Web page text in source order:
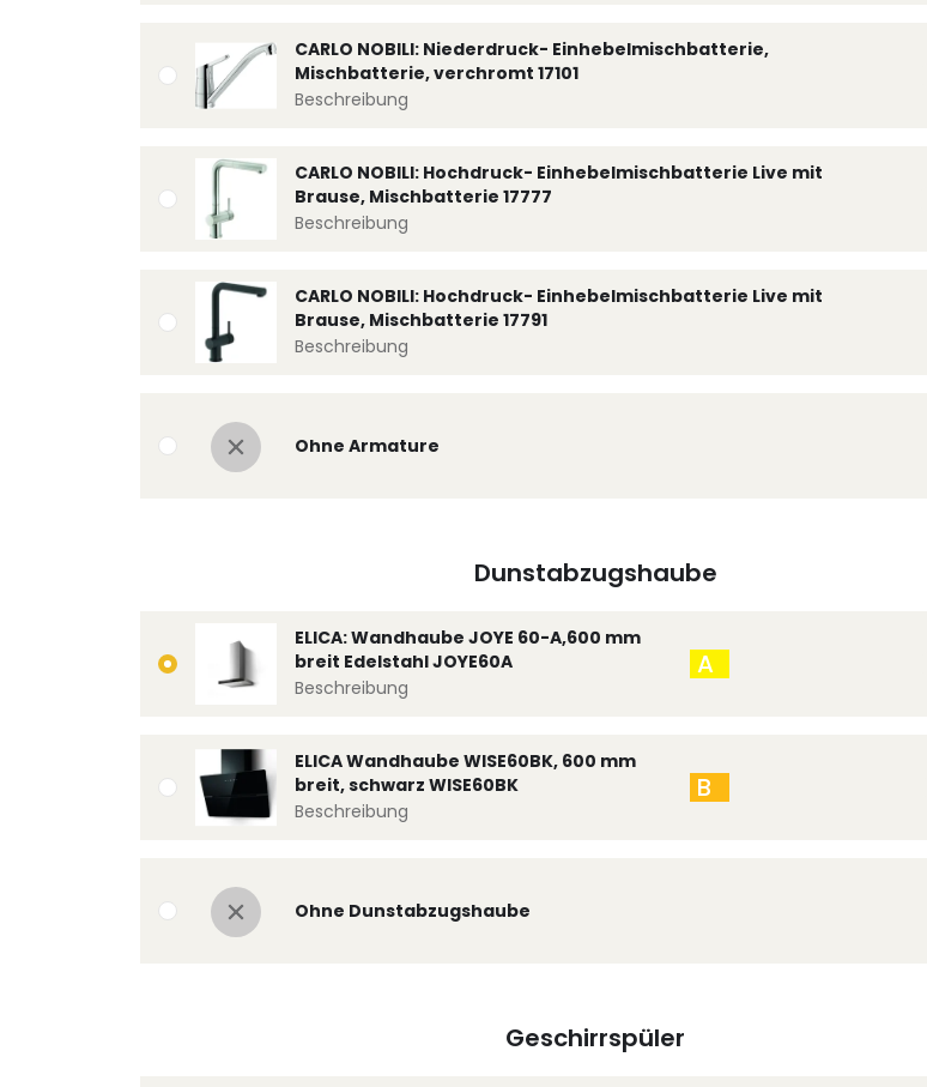
CARLO NOBILI: Niederdruck- Einhebelmischbatterie,
Mischbatterie, verchromt 17101
Beschreibung
CARLO NOBILI: Hochdruck- Einhebelmischbatterie Live mit
Brause, Mischbatterie 17777
Beschreibung
CARLO NOBILI: Hochdruck- Einhebelmischbatterie Live mit
Brause, Mischbatterie 17791
Beschreibung
Ohne Armature
Dunstabzugshaube
ELICA: Wandhaube JOYE 60-A,600 mm
breit Edelstahl JOYE60A
Beschreibung
A
ELICA Wandhaube WISE60BK, 600 mm
breit, schwarz WISE60BK
Beschreibung
B
Ohne Dunstabzugshaube
Geschirrspüler